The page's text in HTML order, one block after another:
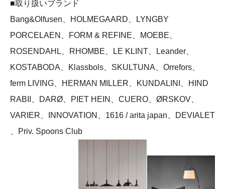
■取り扱いブランド
Bang&Olfusen、HOLMEGAARD、LYNGBY
PORCELAEN、FORM & REFINE、MOEBE、
ROSENDAHL、RHOMBE、LE KLINT、Leander、
KOSTABODA、Klassbols、SKULTUNA、Orrefors、
ferm LIVING、HERMAN MILLER、KUNDALINI、HIND
RABII、DARØ、PIET HEIN、CUERO、ØRSKOV、
VARIER、INNOVATION、1616 / arita japan、DEVIALET
、Priv. Spoons Club